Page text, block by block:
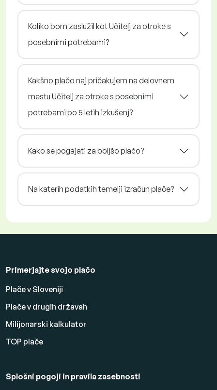
Koliko bom zaslužil kot Učitelj za otroke s
posebnimi potrebami?
Kakšno plačo naj pričakujem na delovnem
mestu Učitelj za otroke s posebnimi
potrebami po 5 letih izkušenj?
Kako se pogajati za boljšo plačo?
Na katerih podatkih temelji izračun plače?
Primerjajte svojo plačo
Plače v Sloveniji
Plače v drugih državah
Milijonarski kalkulator
TOP plače
Splošni pogoji in pravila zasebnosti